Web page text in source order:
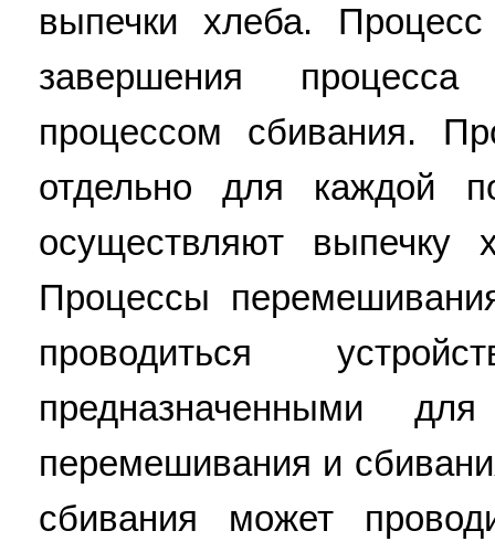
выпечки хлеба.
завершения
процессом сбивания.
отдельно для каждой
осуществляют выпечку
Процессы
проводиться
предназначенными
перемешивания и
сбивания может